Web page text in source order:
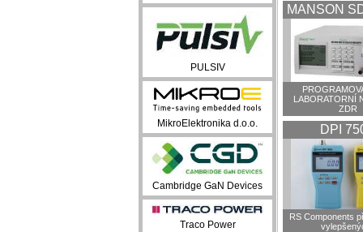
PULSIV
MikroElektronika d.o.o.
Cambridge GaN Devices
Traco Power
MANSON
LABORATORNÍ
ZDR
DPI
RS Components